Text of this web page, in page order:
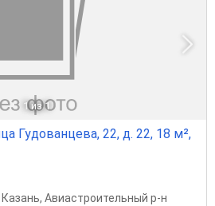
1 из 1
Гудованцева, 22, д. 22, 18 м²,
Казань, Авиастроительный р-н